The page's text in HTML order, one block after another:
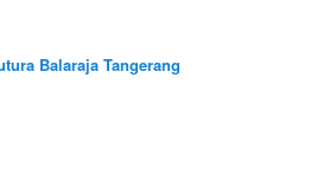
Balaraja Tangerang